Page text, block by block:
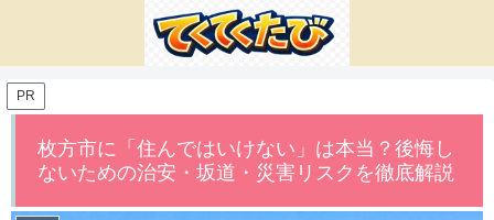
PR
枚方市に「住んではいけない」は本当？後悔し
ないための治安・坂道・災害リスクを徹底解説